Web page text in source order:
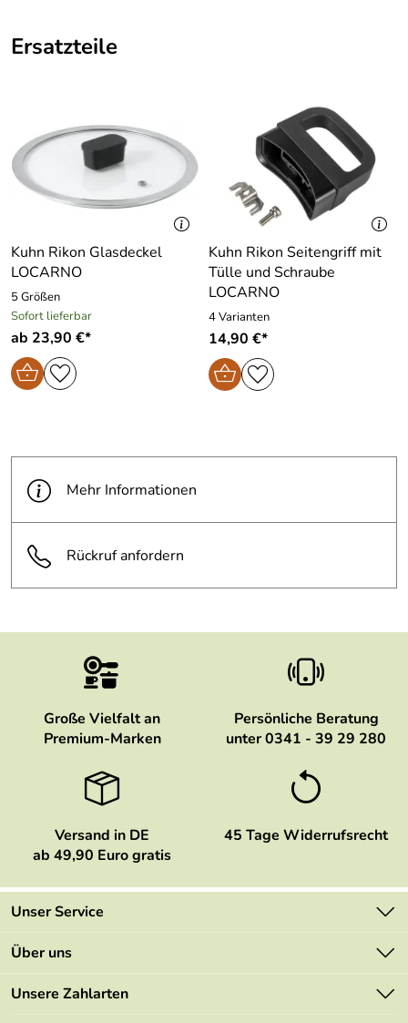
Ersatzteile
Kuhn Rikon Glasdeckel
LOCARNO
5 Größen
Sofort lieferbar
ab 23,90 €*
Kuhn Rikon Seitengriff mit
Tülle und Schraube
LOCARNO
4 Varianten
14,90 €*
Mehr Informationen
Rückruf anfordern
Große Vielfalt an
Premium-Marken
Persönliche Beratung
unter 0341 - 39 29 280
Versand in DE
ab 49,90 Euro gratis
45 Tage Widerrufsrecht
Unser Service
Kontakt
Mehrwertsteuerfrei
Über uns
Marken
Unsere Zahlarten